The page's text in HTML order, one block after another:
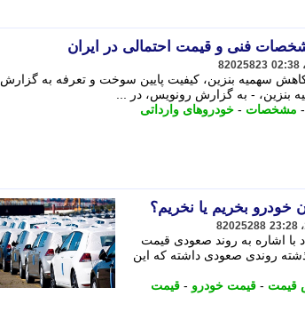
82025823
سهمیه بنزین، کیفیت پایین سوخت و تعرفه به گزارش
بنزین، - به گزارش رونویس، در ...
- مشخصات - خودروهای وارداتی
خودرو بخریم یا نخریم؟
82025288
با اشاره به روند صعودی قیمت
روندی صعودی داشته که این
قیمت - قیمت خودرو - قیمت